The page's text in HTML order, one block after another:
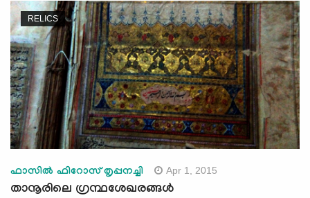
RELICS
ഫാസില്‍ ഫിറോസ് തൃപ്പനച്ചി Apr 1, 2015
താനൂരിലെ ഗ്രന്ഥശേഖരങ്ങള്‍